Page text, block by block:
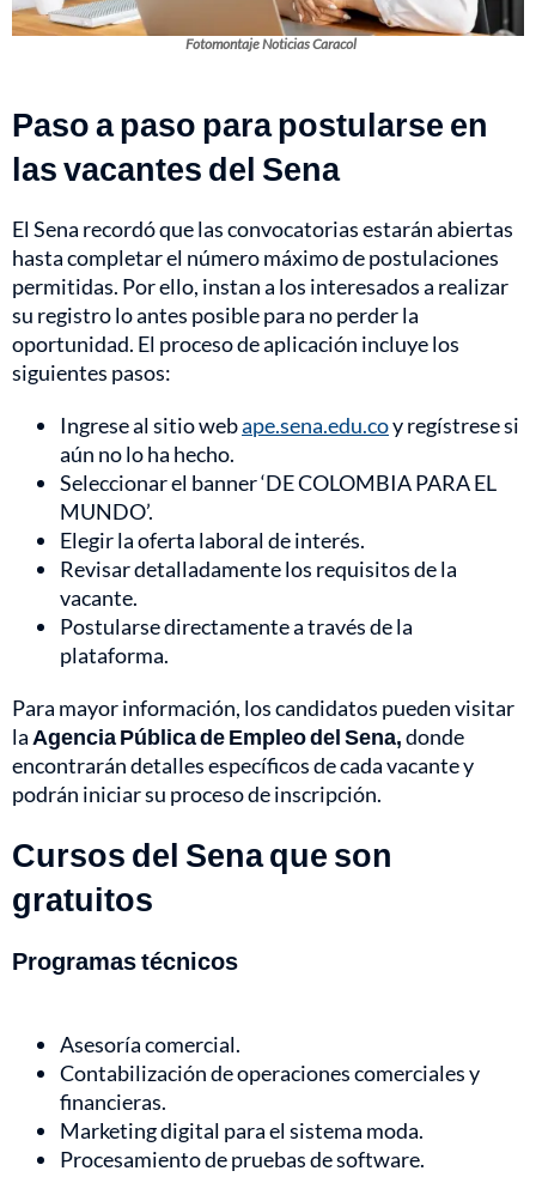
Fotomontaje Noticias Caracol
Paso a paso para postularse en
las vacantes del Sena
El Sena recordó que las convocatorias estarán abiertas
hasta completar el número máximo de postulaciones
permitidas. Por ello, instan a los interesados a realizar
su registro lo antes posible para no perder la
oportunidad. El proceso de aplicación incluye los
siguientes pasos:
Ingrese al sitio webape.sena.edu.coy regístrese si
aún no lo ha hecho.
Seleccionar el banner ‘DE COLOMBIA PARA EL
MUNDO’.
Elegir la oferta laboral de interés.
Revisar detalladamente los requisitos de la
vacante.
Postularse directamente a través de la
plataforma.
Para mayor información, los candidatos pueden visitar
laAgencia Pública de Empleo del Sena,donde
encontrarán detalles específicos de cada vacante y
podrán iniciar su proceso de inscripción.
Cursos del Sena que son
gratuitos
Programas técnicos
Asesoría comercial.
Contabilización de operaciones comerciales y
financieras.
Marketing digital para el sistema moda.
Procesamiento de pruebas de software.